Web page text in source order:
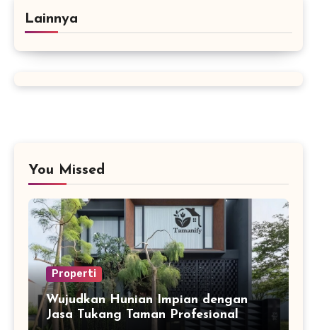
Lainnya
You Missed
Properti
Wujudkan Hunian Impian dengan
Jasa Tukang Taman Profesional